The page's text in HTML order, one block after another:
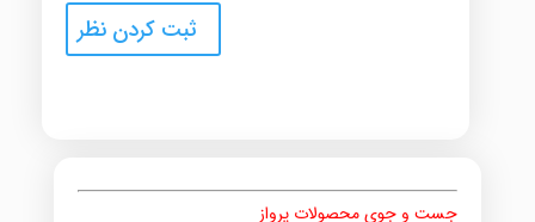
جست و جوی محصولات پرواز